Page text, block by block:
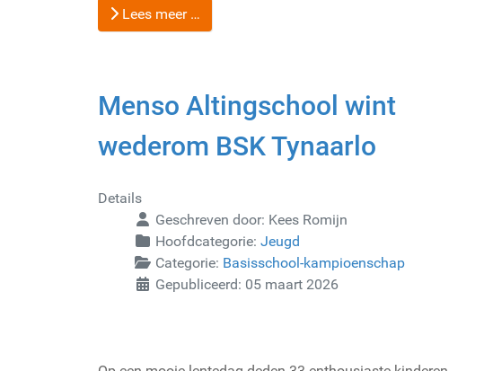
Lees meer …
Menso Altingschool wint
wederom BSK Tynaarlo
Details
Geschreven door: Kees Romijn
Hoofdcategorie: Jeugd
Categorie: Basisschool-kampioenschap
Gepubliceerd: 05 maart 2026